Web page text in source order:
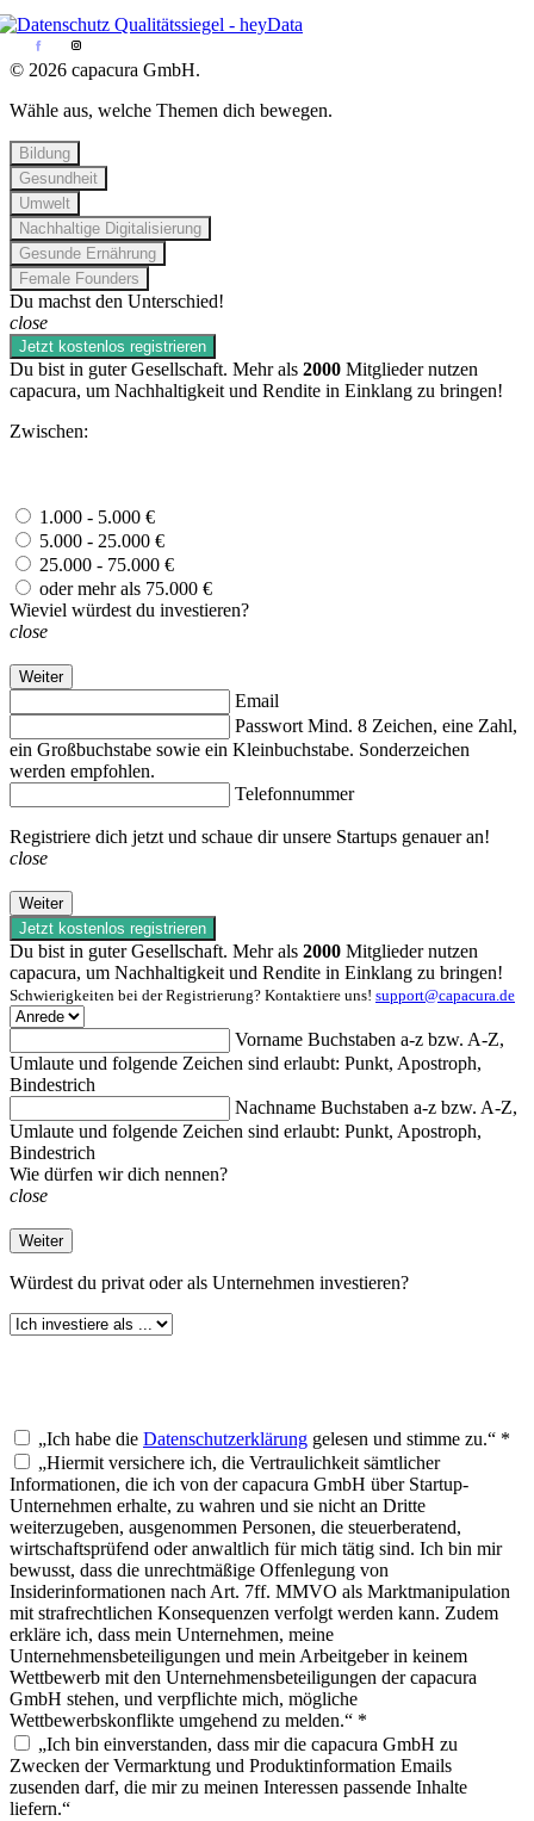
© 2026 capacura GmbH.
Wähle aus, welche Themen dich bewegen.
Bildung
Gesundheit
Umwelt
Nachhaltige Digitalisierung
Gesunde Ernährung
Female Founders
Du machst den Unterschied!
close
Jetzt kostenlos registrieren
Du bist in guter Gesellschaft. Mehr als 2000 Mitglieder nutzen
capacura, um Nachhaltigkeit und Rendite in Einklang zu bringen!
Zwischen:
1.000 - 5.000 €
5.000 - 25.000 €
25.000 - 75.000 €
oder mehr als 75.000 €
Wieviel würdest du investieren?
close
Weiter
Email
Passwort Mind. 8 Zeichen, eine Zahl,
ein Großbuchstabe sowie ein Kleinbuchstabe. Sonderzeichen
werden empfohlen.
Telefonnummer
Registriere dich jetzt und schaue dir unsere Startups genauer an!
close
Weiter
Jetzt kostenlos registrieren
Du bist in guter Gesellschaft. Mehr als 2000 Mitglieder nutzen
capacura, um Nachhaltigkeit und Rendite in Einklang zu bringen!
Schwierigkeiten bei der Registrierung? Kontaktiere uns! support@capacura.de
Vorname Buchstaben a-z bzw. A-Z,
Umlaute und folgende Zeichen sind erlaubt: Punkt, Apostroph,
Bindestrich
Nachname Buchstaben a-z bzw. A-Z,
Umlaute und folgende Zeichen sind erlaubt: Punkt, Apostroph,
Bindestrich
Wie dürfen wir dich nennen?
close
Weiter
Würdest du privat oder als Unternehmen investieren?
„Ich habe die Datenschutzerklärung gelesen und stimme zu.“ *
„Hiermit versichere ich, die Vertraulichkeit sämtlicher
Informationen, die ich von der capacura GmbH über Startup-
Unternehmen erhalte, zu wahren und sie nicht an Dritte
weiterzugeben, ausgenommen Personen, die steuerberatend,
wirtschaftsprüfend oder anwaltlich für mich tätig sind. Ich bin mir
bewusst, dass die unrechtmäßige Offenlegung von
Insiderinformationen nach Art. 7ff. MMVO als Marktmanipulation
mit strafrechtlichen Konsequenzen verfolgt werden kann. Zudem
erkläre ich, dass mein Unternehmen, meine
Unternehmensbeteiligungen und mein Arbeitgeber in keinem
Wettbewerb mit den Unternehmensbeteiligungen der capacura
GmbH stehen, und verpflichte mich, mögliche
Wettbewerbskonflikte umgehend zu melden.“ *
„Ich bin einverstanden, dass mir die capacura GmbH zu
Zwecken der Vermarktung und Produktinformation Emails
zusenden darf, die mir zu meinen Interessen passende Inhalte
liefern.“